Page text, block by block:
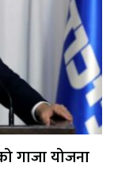
गाजा योजना